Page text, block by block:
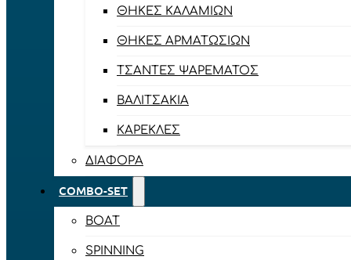
ΘΉΚΕΣ ΚΑΛΑΜΙΏΝ
ΘΉΚΕΣ ΑΡΜΑΤΩΣΙΏΝ
ΤΣΆΝΤΕΣ ΨΑΡΈΜΑΤΟΣ
ΒΑΛΙΤΣΆΚΙΑ
ΚΑΡΈΚΛΕΣ
ΔΙΆΦΟΡΑ
COMBO-SET
BOAT
SPINNING